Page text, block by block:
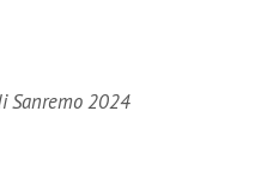
Sanremo 2024